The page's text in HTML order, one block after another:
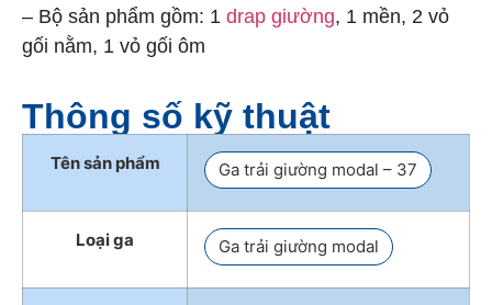
– Bộ sản phẩm gồm: 1 drap giường, 1 mền, 2 vỏ
gối nằm, 1 vỏ gối ôm
Thông số kỹ thuật
Tên sản phẩm Ga trải giường modal – 37
Loại ga Ga trải giường modal